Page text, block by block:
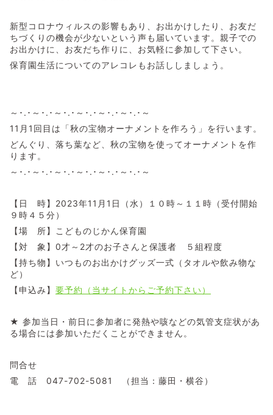
新型コロナウィルスの影響もあり、お出かけしたり、お友だ
ちづくりの機会が少ないという声も届いています。親子での
お出かけに、お友だち作りに、お気軽に参加して下さい。
保育園生活についてのアレコレもお話ししましょう。
～･.･～･.･～･.･～･.･～･.･～･.･～
11月1回目は「秋の宝物オーナメントを作ろう」を行います。
どんぐり、落ち葉など、秋の宝物を使ってオーナメントを作
ります。
～･.･～･.･～･.･～･.･～･.･～･.･～
【日 時】2023年11月1日（水）１０時～１１時（受付開始
９時４５分）
【場 所】こどものじかん保育園
【対 象】0才～2才のお子さんと保護者 ５組程度
【持ち物】いつものお出かけグッズ一式（タオルや飲み物な
ど）
【申込み】 要予約（当サイトからご予約下さい）
★ 参加当日・前日に参加者に発熱や咳などの気管支症状があ
る場合には参加いただくことができません。
問合せ
電 話 047-702-5081 （担当：藤田・横谷）